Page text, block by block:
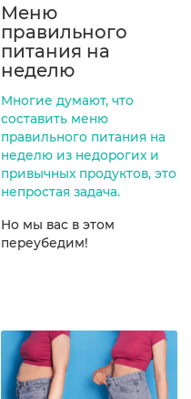
Меню
правильного
питания на
неделю
Многие думают, что
составить меню
правильного питания на
неделю из недорогих и
привычных продуктов, это
непростая задача.
Но мы вас в этом
переубедим!